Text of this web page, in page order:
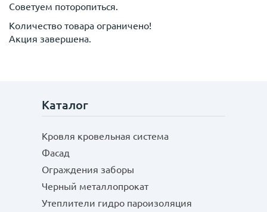
Советуем поторопиться.
Количество товара ограничено!
Акция завершена.
Каталог
Кровля кровельная система
Фасад
Ограждения заборы
Черный металлопрокат
Утеплители гидро пароизоляция